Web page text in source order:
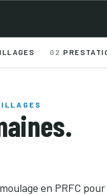
02
en PRFC